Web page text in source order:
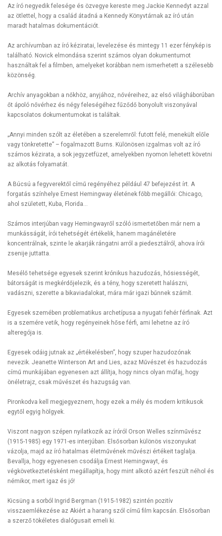
Az író negyedik felesége és özvegye kereste meg Jackie Kennedyt azzal
az ötlettel, hogy a család átadná a Kennedy Könyvtárnak az író után
maradt hatalmas dokumentációt.
Az archívumban az író kéziratai, levelezése és mintegy 11 ezer fénykép is
található. Novick elmondása szerint számos olyan dokumentumot
használtak fel a filmben, amelyeket korábban nem ismerhetett a szélesebb
közönség.
Archív anyagokban a nőkhöz, anyjához, nővéreihez, az első világháborúban
őt ápoló nővérhez és négy feleségéhez fűződő bonyolult viszonyával
kapcsolatos dokumentumokat is találtak.
„Annyi minden szólt az életében a szerelemről: futott felé, menekült előle
vagy tönkretette” – fogalmazott Burns. Különösen izgalmas volt az író
számos kézirata, a sok jegyzetfüzet, amelyekben nyomon lehetett követni
az alkotás folyamatát.
A Búcsú a fegyverektől című regényéhez például 47 befejezést írt. A
forgatás színhelye Ernest Hemingway életének főbb megállói: Chicago,
ahol született, Kuba, Florida…
Számos interjúban vagy Hemingwayről szóló ismertetőben már nem a
munkásságát, írói tehetségét értékelik, hanem magánéletére
koncentrálnak, szinte le akarják rángatni arról a piedesztálról, ahova írói
zsenije juttatta.
Mesélő tehetsége egyesek szerint krónikus hazudozás, hősiességét,
bátorságát is megkérdőjelezik, és a tény, hogy szeretett halászni,
vadászni, szerette a bikaviadalokat, mára már igazi bűnnek számít.
Egyesek szemében problematikus archetípusa a nyugati fehér férfinak. Azt
is a szemére vetik, hogy regényeinek hőse férfi, ami lehetne az író
alteregója is.
Egyesek odáig jutnak az „értékelésben”, hogy szuper hazudozónak
nevezik. Jeanette Winterson Art and Lies, azaz Művészet és hazudozás
című munkájában egyenesen azt állítja, hogy nincs olyan műfaj, hogy
önéletrajz, csak művészet és hazugság van.
Pironkodva kell megjegyeznem, hogy ezek a mély és modern kritikusok
egytől egyig hölgyek.
Viszont nagyon szépen nyilatkozik az íróról Orson Welles színművész
(1915-1985) egy 1971-es interjúban. Elsősorban különös viszonyukat
vázolja, majd az író hatalmas életművének művészi értékeit taglalja.
Bevallja, hogy egyenesen csodálja Ernest Hemingwayt, és
végkövetkeztetésként megállapítja, hogy mint alkotó azért feszült néhol és
némikor, mert igaz és jó!
Kicsüng a sorból Ingrid Bergman (1915-1982) szintén pozitív
visszaemlékezése az Akiért a harang szól című film kapcsán. Elsősorban
a szerző tökéletes dialógusait emeli ki.